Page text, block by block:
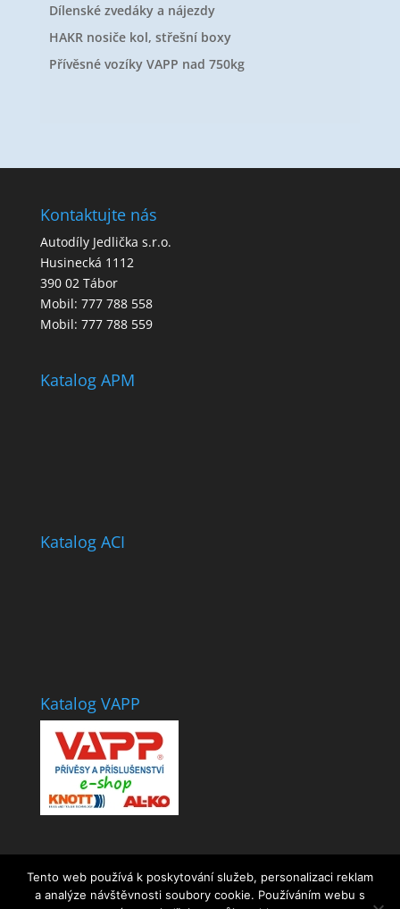
Dílenské zvedáky a nájezdy
HAKR nosiče kol, střešní boxy
Přívěsné vozíky VAPP nad 750kg
Kontaktujte nás
Autodíly Jedlička s.r.o.
Husinecká 1112
390 02 Tábor
Mobil: 777 788 558
Mobil: 777 788 559
Katalog APM
Katalog ACI
Katalog VAPP
Tento web používá k poskytování služeb, personalizaci reklam
a analýze návštěvnosti soubory cookie. Používáním webu s